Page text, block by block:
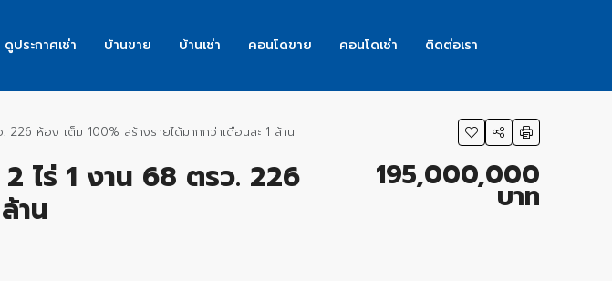
ดูประกาศเช่า บ้านขาย บ้านเช่า คอนโดขาย คอนโดเช่า ติดต่อเรา
ห้อง เต็ม 100% สร้างรายได้มากกว่าเดือนละ 1 ล้าน
ไร่ 1 งาน 68 ตรว. 226
าน
195,000,000
บาท